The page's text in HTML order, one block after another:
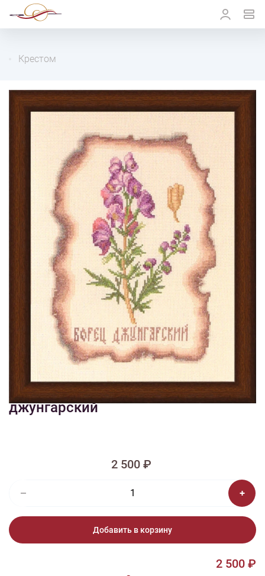
Крестом
Изображения и цвет представленного товара могут незначительно
отличаться от оригинала продукции, взависимости от разрешения и
настроек вашего монитора, а также условий освещения при съемке
Вышивка КК-005 Борец
джунгарский
2 500 ₽
Добавить в корзину
2 500 ₽